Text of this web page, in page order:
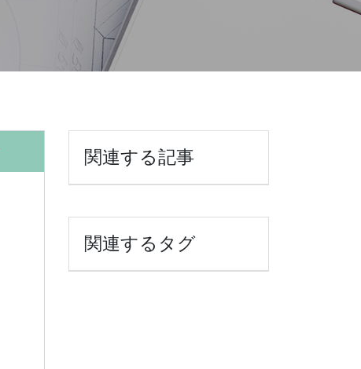
関連する記事
関連するタグ